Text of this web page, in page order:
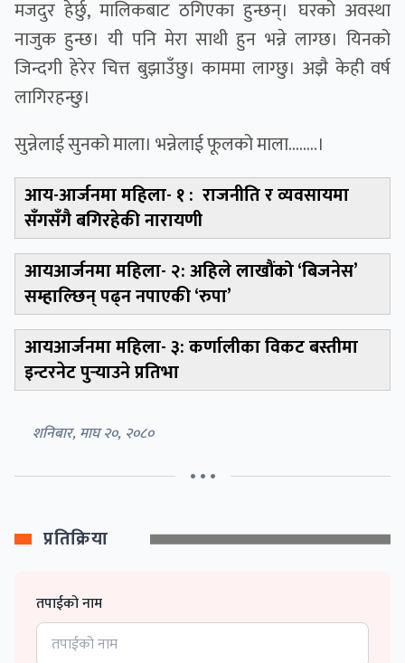
मजदुर हेर्छु, मालिकबाट ठगिएका हुन्छन्। घरको अवस्था
नाजुक हुन्छ। यी पनि मेरा साथी हुन भन्ने लाग्छ। यिनको
जिन्दगी हेरेर चित्त बुझाउँछु। काममा लाग्छु। अझै केही वर्ष
लागिरहन्छु।
सुन्नेलाई सुनको माला। भन्नेलाई फूलको माला........।
आय-आर्जनमा महिला- १ : राजनीति र व्यवसायमा
सँगसँगै बगिरहेकी नारायणी
आयआर्जनमा महिला- २:अहिले लाखौंको ‘बिजनेस’
सम्हाल्छिन् पढ्न नपाएकी ‘रुपा’
आयआर्जनमा महिला- ३:कर्णालीका विकट बस्तीमा
इन्टरनेट पुर्‍याउने प्रतिभा
शनिबार, माघ २०, २०८०
• • •
प्रतिक्रिया
तपाईको नाम